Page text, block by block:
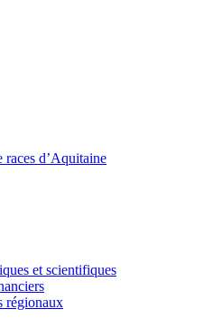
races d’Aquitaine
et scientifiques
régionaux